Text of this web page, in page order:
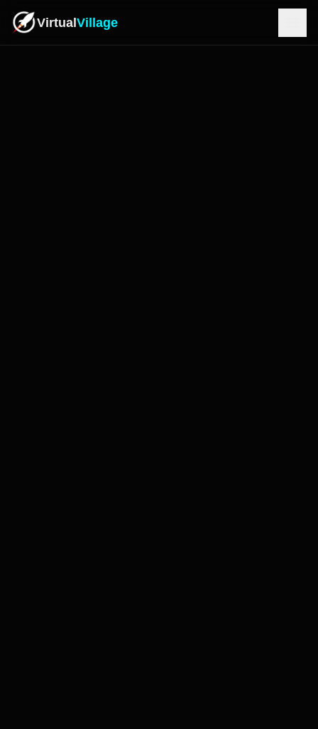
VirtualVillage